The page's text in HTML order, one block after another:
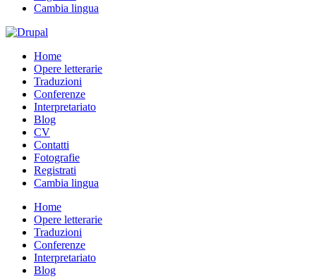
Cambia lingua
Home
Opere letterarie
Traduzioni
Conferenze
Interpretariato
Blog
CV
Contatti
Fotografie
Registrati
Cambia lingua
Home
Opere letterarie
Traduzioni
Conferenze
Interpretariato
Blog